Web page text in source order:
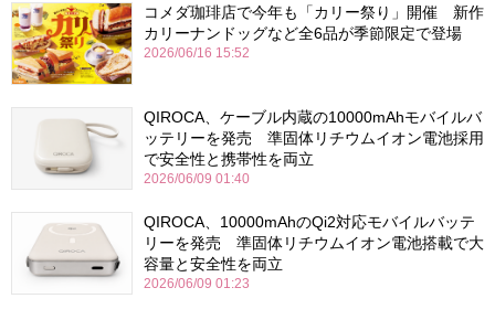
コメダ珈琲店で今年も「カリー祭り」開催 新作
カリーナンドッグなど全6品が季節限定で登場
2026/06/16 15:52
QIROCA、ケーブル内蔵の10000mAhモバイルバ
ッテリーを発売 準固体リチウムイオン電池採用
で安全性と携帯性を両立
2026/06/09 01:40
QIROCA、10000mAhのQi2対応モバイルバッテ
リーを発売 準固体リチウムイオン電池搭載で大
容量と安全性を両立
2026/06/09 01:23